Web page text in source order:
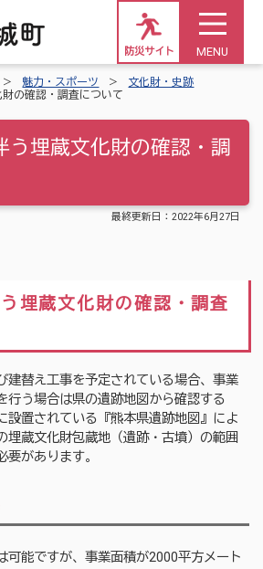
防災サイト MENU
魅力・スポーツ
文化財・史跡
の確認・調査について
う埋蔵文化財の確認・調
最終更新日： 2022年6月27日
埋蔵文化財の確認・調査
替え工事を予定されている場合、事業
行う場合は県の遺跡地図から確認する
設置されている『熊本県遺跡地図』によ
埋蔵文化財包蔵地（遺跡・古墳）の範囲
があります。
可能ですが、事業面積が2000平方メート